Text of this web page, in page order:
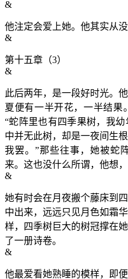
&
他注定会爱上她。他其实从
&
第十五章（3）
&
此后两年，是一段好时光。
夏便有一半开花，一半结果
“蛇阵里也有四季果树，我
中并无此树，却是一夜间生
我罢。”那些往事，她被蛇
来。这也没什么所谓，他想
&
她有时会在月夜搬个藤床到
中出来，远远只见月色如霜
样，四季树巨大的树冠撑在
了一册诗卷。
&
他最爱看她熟睡的模样，即